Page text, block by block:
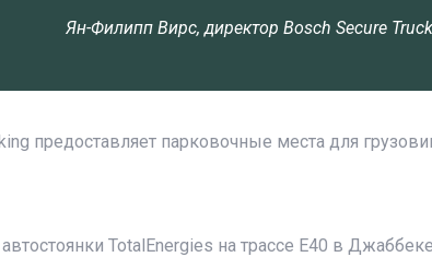
Ян-Филипп Вирс, директор Bosch Secure
предоставляет парковочные места для
TotalEnergies на трассе E40 в